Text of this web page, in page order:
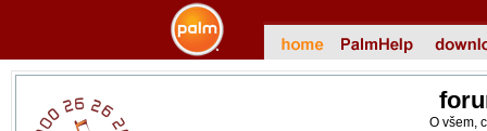
O všem,